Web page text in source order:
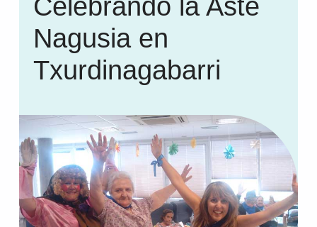
Celebrando la Aste
Nagusia en
Txurdinagabarri